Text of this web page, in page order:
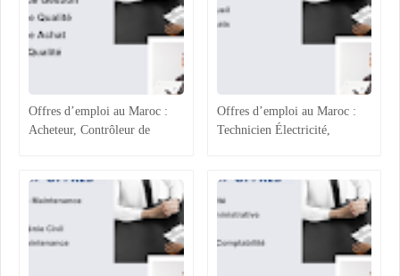
Offres d’emploi au Maroc :
Acheteur, Contrôleur de
Offres d’emploi au Maroc :
Technicien Électricité,